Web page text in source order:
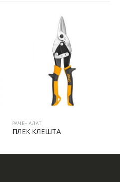
РАЧЕН АЛАТ
ПЛЕК КЛЕШТА